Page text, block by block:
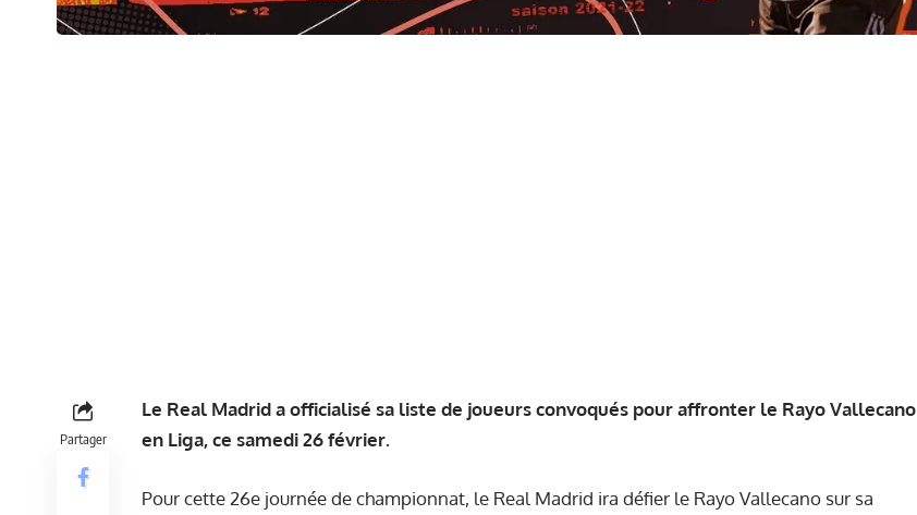
Partager
Le Real Madrid a officialisé sa liste de joueurs convoqués pour affronter le Rayo Vallecano
en Liga, ce samedi 26 février.
Pour cette 26e journée de championnat, le Real Madrid ira défier le Rayo Vallecano sur sa